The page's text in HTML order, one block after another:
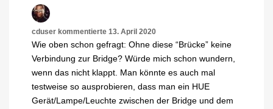
cduser kommentierte 13. April 2020
Wie oben schon gefragt: Ohne diese “Brücke” keine
Verbindung zur Bridge? Würde mich schon wundern,
wenn das nicht klappt. Man könnte es auch mal
testweise so ausprobieren, dass man ein HUE
Gerät/Lampe/Leuchte zwischen der Bridge und dem